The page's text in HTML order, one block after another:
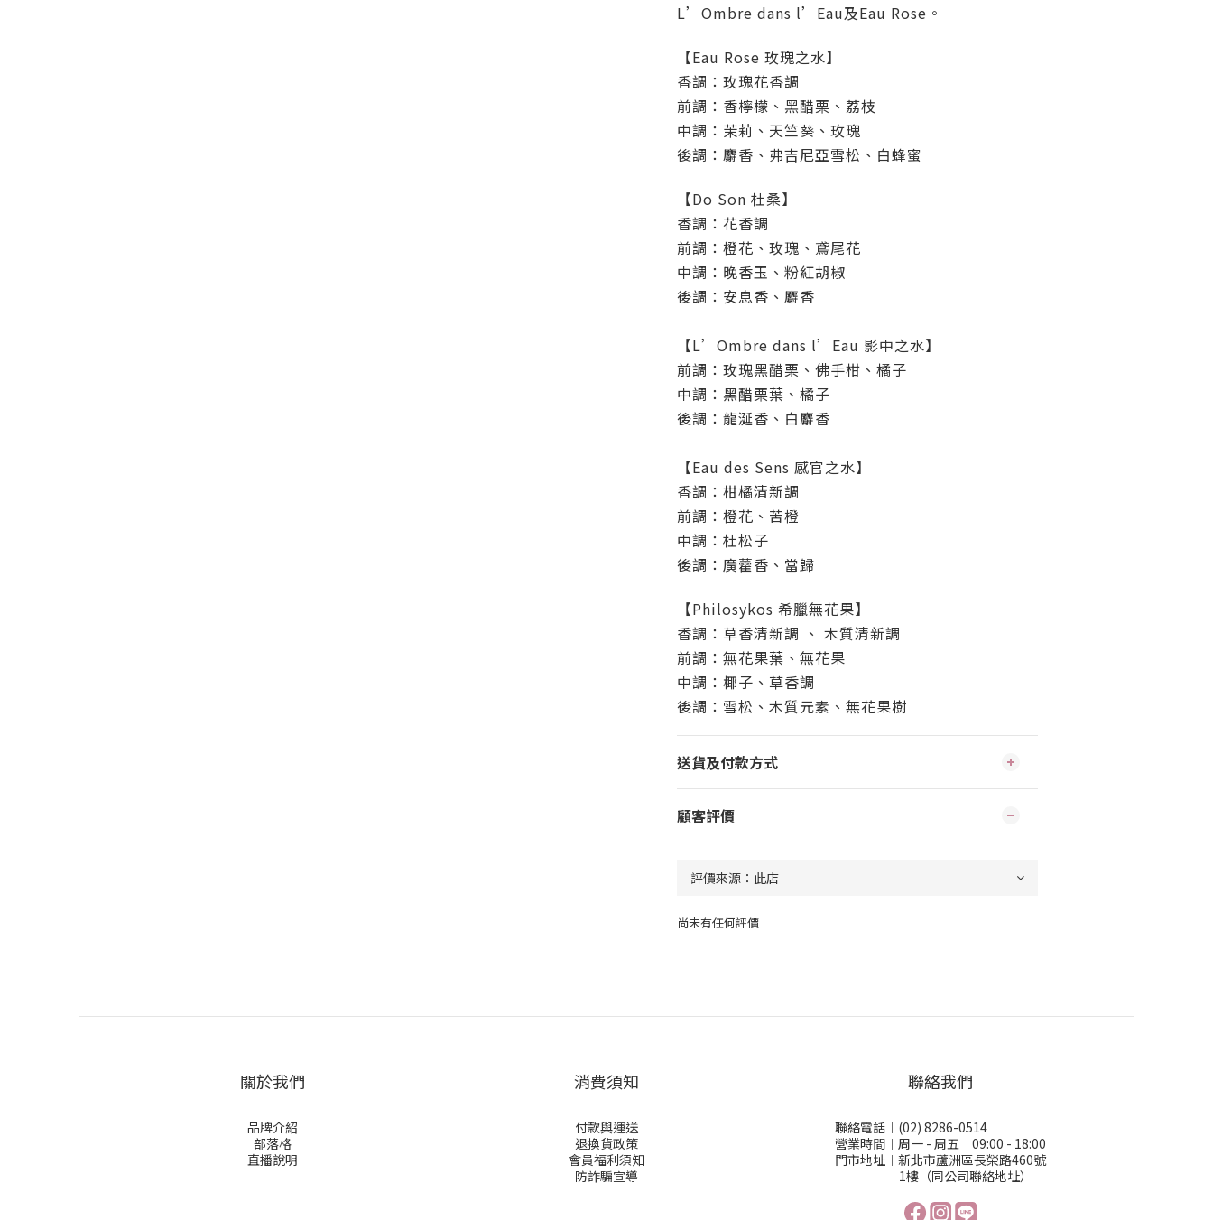
L’Ombre dans l’Eau及Eau Rose。
【Eau Rose 玫瑰之水】
香調：玫瑰花香調
前調：香檸檬、黑醋栗、荔枝
中調：茉莉、天竺葵、玫瑰
後調：麝香、弗吉尼亞雪松、白蜂蜜
【Do Son 杜桑】
香調：花香調
前調：橙花、玫瑰、鳶尾花
中調：晚香玉、粉紅胡椒
後調：安息香、麝香
【L’Ombre dans l’Eau 影中之水】
前調：玫瑰黑醋栗、佛手柑、橘子
中調：黑醋栗葉、橘子
後調：龍涎香、白麝香
【Eau des Sens 感官之水】
香調：柑橘清新調
前調：橙花、苦橙
中調：杜松子
後調：廣藿香、當歸
【Philosykos 希臘無花果】
香調：草香清新調 、 木質清新調
前調：無花果葉、無花果
中調：椰子、草香調
後調：雪松、木質元素、無花果樹
送貨及付款方式
顧客評價
尚未有任何評價
關於我們
品牌介紹
部落格
直播說明
消費須知
付款與運送
退換貨政策
會員福利須知
防詐騙宣導
聯絡我們
聯絡電話︱(02) 8286-0514
營業時間︱周一 - 周五 09:00 - 18:00
門市地址︱新北市蘆洲區長榮路460號
1樓（同公司聯絡地址）